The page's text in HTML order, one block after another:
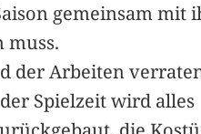
gemeinsam mit
muss.
der Arbeiten
Spielzeit wird alles